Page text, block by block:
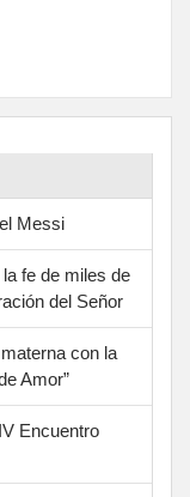
Messi
fe de miles de
del Señor
con la
Amor”
Encuentro